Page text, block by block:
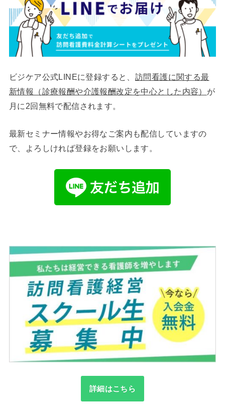
ビジケア公式LINEに登録すると、 訪問看護に関する最
新情報（診療報酬や介護報酬改定を中心とした内容） が
月に2回無料で配信されます。
最新セミナー情報やお得なご案内も配信していますの
で、よろしければ登録をお願いします。
詳細はこちら